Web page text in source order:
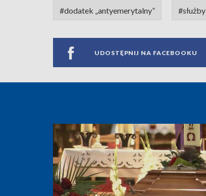
#dodatek „antyemerytalny” #służby
UDOSTĘPNIJ NA FACEBOOKU